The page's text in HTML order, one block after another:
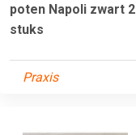
poten Napoli zwart 2
stuks
Praxis